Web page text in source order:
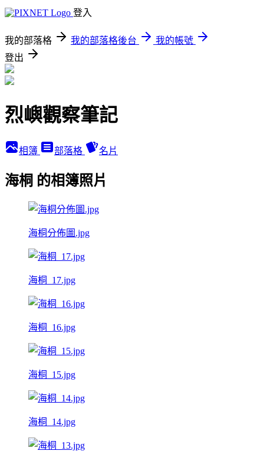
登入
我的部落格 我的部落格後台
我的帳號
登出
烈嶼觀察筆記
相簿 部落格 名片
海桐 的相簿照片
海桐分佈圖.jpg
海桐_17.jpg
海桐_16.jpg
海桐_15.jpg
海桐_14.jpg